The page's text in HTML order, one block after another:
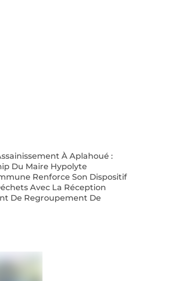
À Aplahoué :
Du Maire Hypolyte
Renforce Son Dispositif
Avec La Réception
De Regroupement De